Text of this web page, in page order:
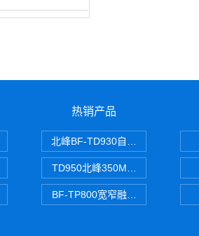
热销产品
北峰BF-TD930自组网对讲机
TD950北峰350M对讲机 PDT数
BF-TP800宽窄融合对讲机